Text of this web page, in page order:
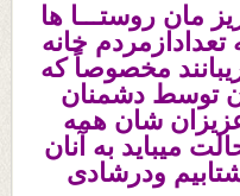
مان روستـــا ها
خانه
مخصوصاً که
توسط دشمنان
شان همه
میباید به آنان
ودرشادی